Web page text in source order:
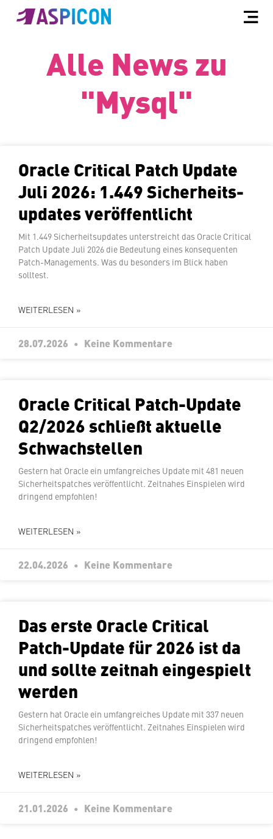
Alle News zu
"Mysql"
Oracle Critical Patch Update
Juli 2026: 1.449 Si­cher­heits­
up­dates veröffentlicht
Mit 1.449 Si­cher­heits­up­dates un­ter­streicht das Oracle Critical
Patch Update Juli 2026 die Bedeutung eines kon­se­quen­ten
Patch-Ma­nage­ments. Was du besonders im Blick haben
solltest.
WEITERLESEN »
28.07.2026 Keine Kommentare
Oracle Critical Patch-Update
Q2/2026 schließt aktuelle
Schwachstellen
Gestern hat Oracle ein um­fang­rei­ches Update mit 481 neuen
Si­cher­heits­patches ver­öf­fent­licht. Zeitnahes Ein­spie­len wird
dringend empfohlen!
WEITERLESEN »
22.04.2026 Keine Kommentare
Das erste Oracle Critical
Patch-Update für 2026 ist da
und sollte zeitnah ein­ge­spielt
werden
Gestern hat Oracle ein um­fang­rei­ches Update mit 337 neuen
Si­cher­heits­patches ver­öf­fent­licht. Zeitnahes Ein­spie­len wird
dringend empfohlen!
WEITERLESEN »
21.01.2026 Keine Kommentare